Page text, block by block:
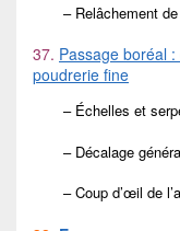
– Relâchement de
37. Passage boréal
poudrerie fine
– Échelles et
– Décalage
– Coup d’œil de